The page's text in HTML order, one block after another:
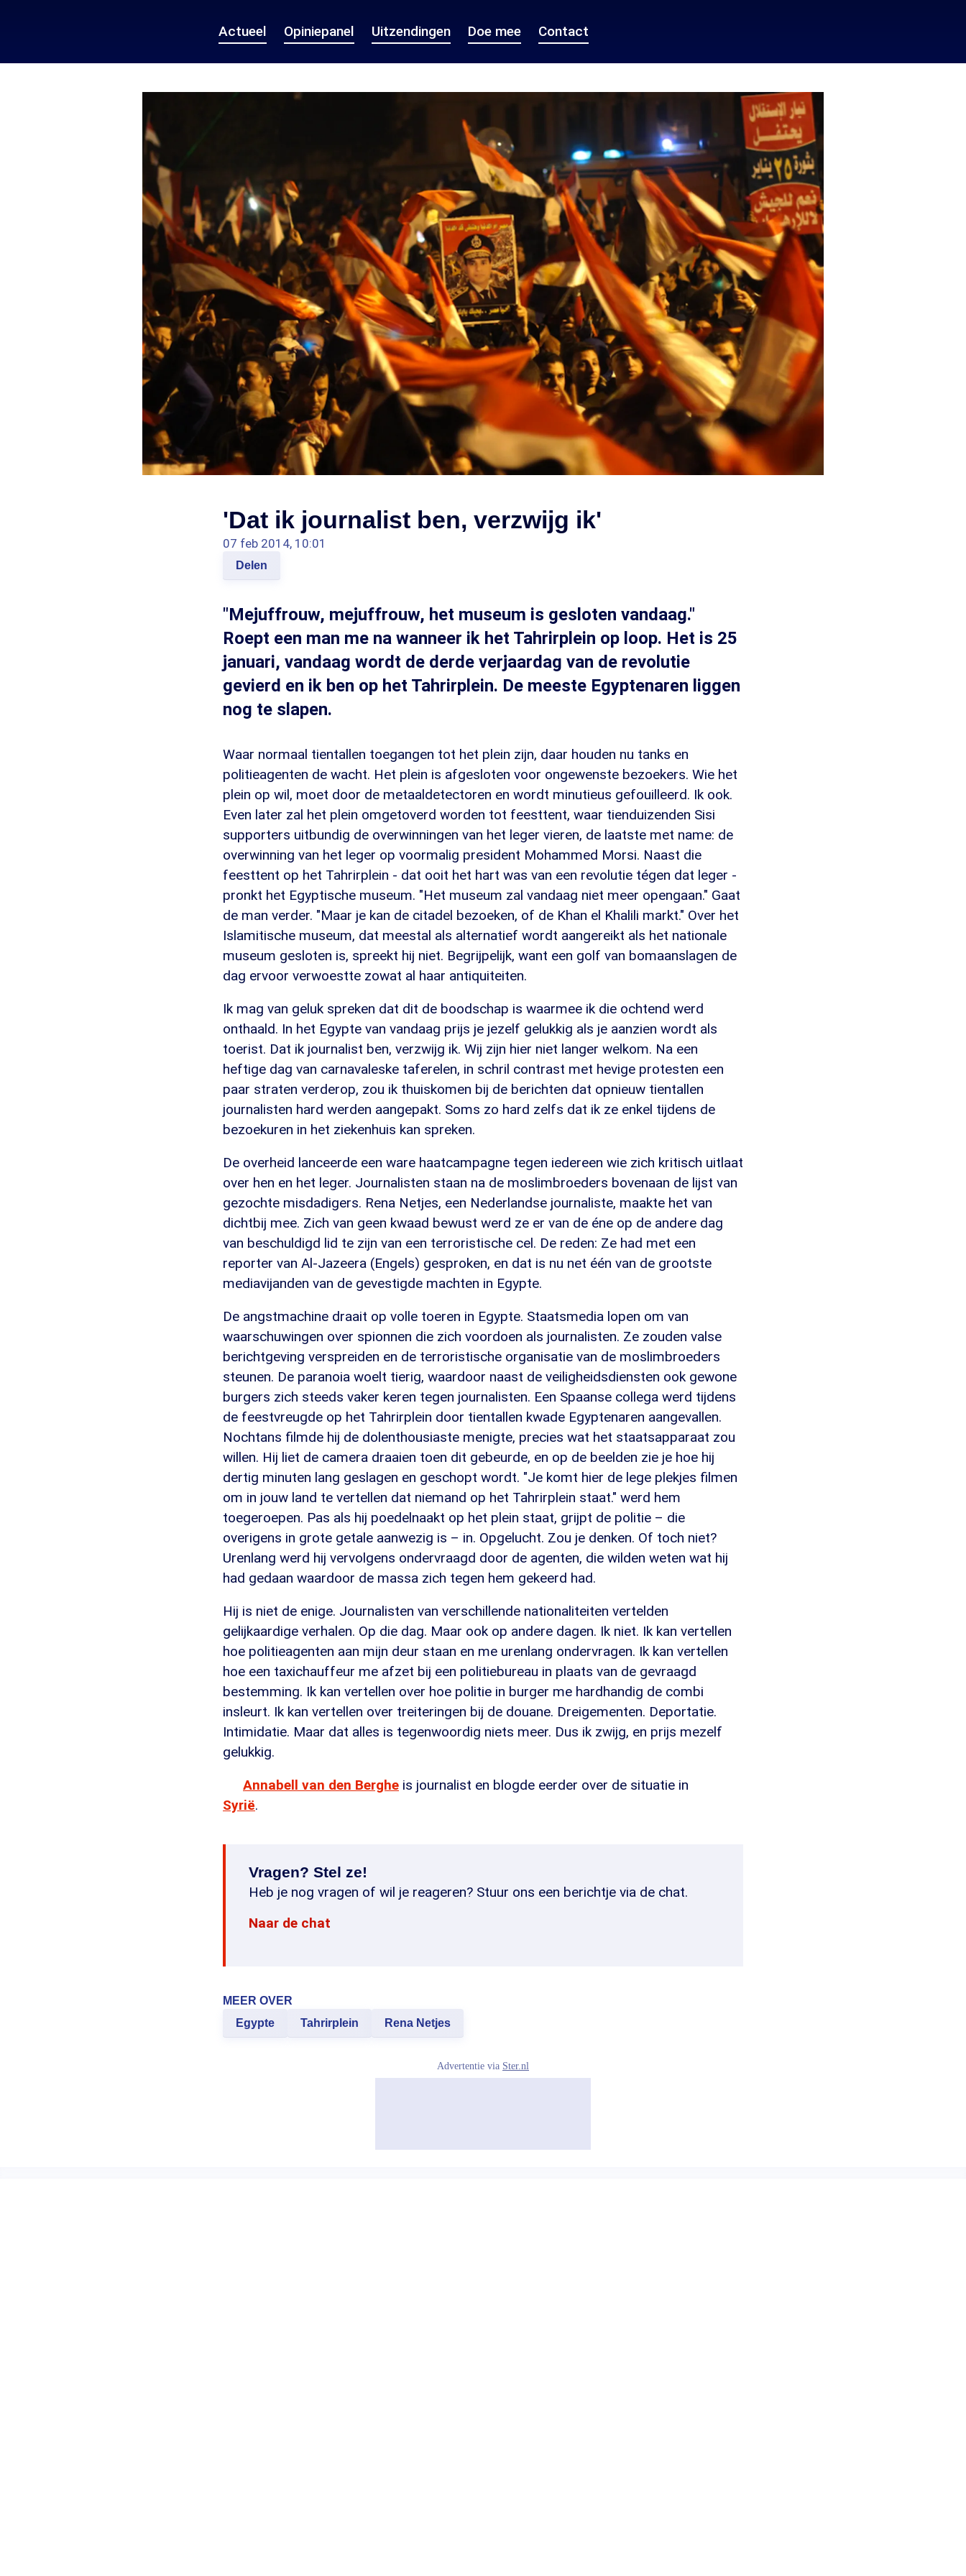
Actueel Opiniepanel Uitzendingen Doe mee Contact
'Dat ik journalist ben, verzwijg ik'
07 feb 2014, 10:01
Delen
"Mejuffrouw, mejuffrouw, het museum is gesloten vandaag."
Roept een man me na wanneer ik het Tahrirplein op loop. Het is 25
januari, vandaag wordt de derde verjaardag van de revolutie
gevierd en ik ben op het Tahrirplein. De meeste Egyptenaren liggen
nog te slapen.
Waar normaal tientallen toegangen tot het plein zijn, daar houden nu tanks en
politieagenten de wacht. Het plein is afgesloten voor ongewenste bezoekers. Wie het
plein op wil, moet door de metaaldetectoren en wordt minutieus gefouilleerd. Ik ook.
Even later zal het plein omgetoverd worden tot feesttent, waar tienduizenden Sisi
supporters uitbundig de overwinningen van het leger vieren, de laatste met name: de
overwinning van het leger op voormalig president Mohammed Morsi. Naast die
feesttent op het Tahrirplein - dat ooit het hart was van een revolutie tégen dat leger -
pronkt het Egyptische museum. "Het museum zal vandaag niet meer opengaan." Gaat
de man verder. "Maar je kan de citadel bezoeken, of de Khan el Khalili markt." Over het
Islamitische museum, dat meestal als alternatief wordt aangereikt als het nationale
museum gesloten is, spreekt hij niet. Begrijpelijk, want een golf van bomaanslagen de
dag ervoor verwoestte zowat al haar antiquiteiten.
Ik mag van geluk spreken dat dit de boodschap is waarmee ik die ochtend werd
onthaald. In het Egypte van vandaag prijs je jezelf gelukkig als je aanzien wordt als
toerist. Dat ik journalist ben, verzwijg ik. Wij zijn hier niet langer welkom. Na een
heftige dag van carnavaleske taferelen, in schril contrast met hevige protesten een
paar straten verderop, zou ik thuiskomen bij de berichten dat opnieuw tientallen
journalisten hard werden aangepakt. Soms zo hard zelfs dat ik ze enkel tijdens de
bezoekuren in het ziekenhuis kan spreken.
De overheid lanceerde een ware haatcampagne tegen iedereen wie zich kritisch uitlaat
over hen en het leger. Journalisten staan na de moslimbroeders bovenaan de lijst van
gezochte misdadigers. Rena Netjes, een Nederlandse journaliste, maakte het van
dichtbij mee. Zich van geen kwaad bewust werd ze er van de éne op de andere dag
van beschuldigd lid te zijn van een terroristische cel. De reden: Ze had met een
reporter van Al-Jazeera (Engels) gesproken, en dat is nu net één van de grootste
mediavijanden van de gevestigde machten in Egypte.
De angstmachine draait op volle toeren in Egypte. Staatsmedia lopen om van
waarschuwingen over spionnen die zich voordoen als journalisten. Ze zouden valse
berichtgeving verspreiden en de terroristische organisatie van de moslimbroeders
steunen. De paranoia woelt tierig, waardoor naast de veiligheidsdiensten ook gewone
burgers zich steeds vaker keren tegen journalisten. Een Spaanse collega werd tijdens
de feestvreugde op het Tahrirplein door tientallen kwade Egyptenaren aangevallen.
Nochtans filmde hij de dolenthousiaste menigte, precies wat het staatsapparaat zou
willen. Hij liet de camera draaien toen dit gebeurde, en op de beelden zie je hoe hij
dertig minuten lang geslagen en geschopt wordt. "Je komt hier de lege plekjes filmen
om in jouw land te vertellen dat niemand op het Tahrirplein staat." werd hem
toegeroepen. Pas als hij poedelnaakt op het plein staat, grijpt de politie – die
overigens in grote getale aanwezig is – in. Opgelucht. Zou je denken. Of toch niet?
Urenlang werd hij vervolgens ondervraagd door de agenten, die wilden weten wat hij
had gedaan waardoor de massa zich tegen hem gekeerd had.
Hij is niet de enige. Journalisten van verschillende nationaliteiten vertelden
gelijkaardige verhalen. Op die dag. Maar ook op andere dagen. Ik niet. Ik kan vertellen
hoe politieagenten aan mijn deur staan en me urenlang ondervragen. Ik kan vertellen
hoe een taxichauffeur me afzet bij een politiebureau in plaats van de gevraagd
bestemming. Ik kan vertellen over hoe politie in burger me hardhandig de combi
insleurt. Ik kan vertellen over treiteringen bij de douane. Dreigementen. Deportatie.
Intimidatie. Maar dat alles is tegenwoordig niets meer. Dus ik zwijg, en prijs mezelf
gelukkig.
Annabell van den Berghe is journalist en blogde eerder over de situatie in
Syrië.
Vragen? Stel ze!
Heb je nog vragen of wil je reageren? Stuur ons een berichtje via de chat.
Naar de chat
MEER OVER
Egypte
Tahrirplein Rena Netjes
Advertentie via Ster.nl